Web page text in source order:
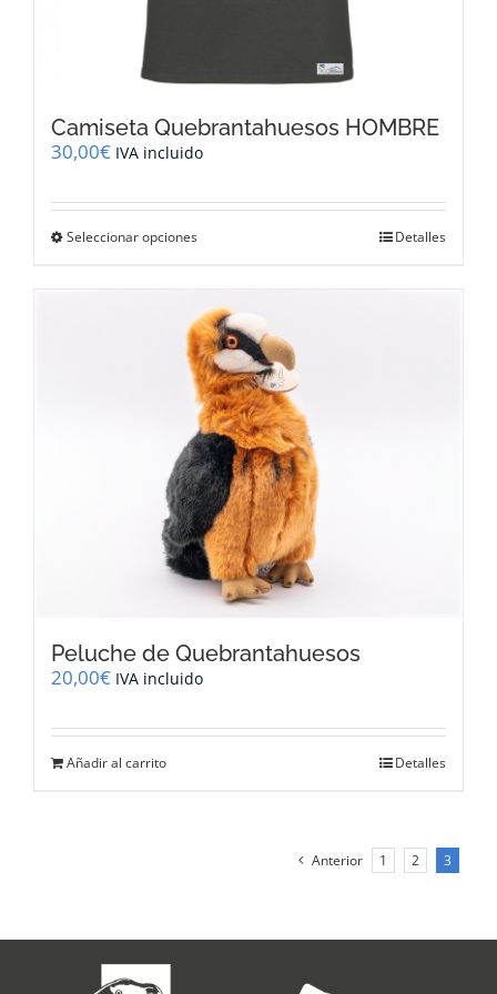
Camiseta Quebrantahuesos HOMBRE
30,00€ IVA incluido
Seleccionar opciones
múltiples
variantes.
Las
opciones
se
pueden
elegir
en
la
página
de
producto
Detalles
Peluche de Quebrantahuesos
20,00€ IVA incluido
Añadir al carrito Detalles
Anterior 1 2 3